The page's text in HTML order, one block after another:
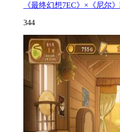
《最终幻想7EC》×《尼尔
344